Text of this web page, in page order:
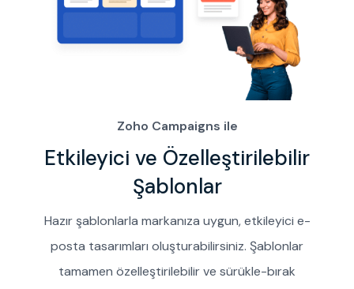
Zoho Campaigns ile
Etkileyici ve Özelleştirilebilir
Şablonlar
Hazır şablonlarla markanıza uygun, etkileyici e-
posta tasarımları oluşturabilirsiniz. Şablonlar
tamamen özelleştirilebilir ve sürükle-bırak